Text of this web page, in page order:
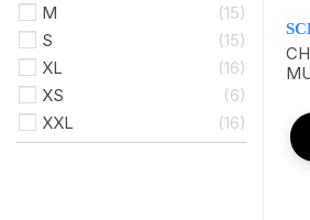
M
15
S
15
XL
16
XS
6
XXL
16